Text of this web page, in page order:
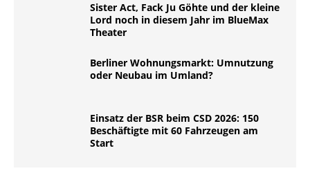
Sister Act, Fack Ju Göhte und der kleine
Lord noch in diesem Jahr im BlueMax
Theater
Berliner Wohnungsmarkt: Umnutzung
oder Neubau im Umland?
Einsatz der BSR beim CSD 2026: 150
Beschäftigte mit 60 Fahrzeugen am
Start